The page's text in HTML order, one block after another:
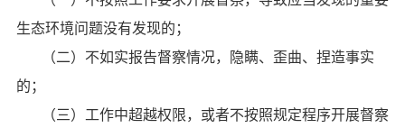
生态环境问题没有发现的；
（二）不如实报告督察情况，隐瞒、歪曲、捏造事实
的；
（三）工作中超越权限，或者不按照规定程序开展督察